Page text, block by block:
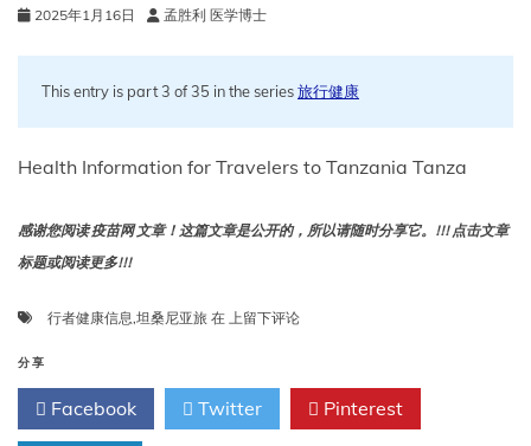
2025年1月16日 孟胜利 医学博士
This entry is part 3 of 35 in the series旅行健康
Health Information for Travelers to Tanzania Tanza
感谢您阅读 疫苗网 文章！这篇文章是公开的，所以请随时分享它。!!! 点击文章
标题或阅读更多!!!
行者健康信息,坦桑尼亚旅 在 坦
亚
旅
行
上留下评论
分享
Facebook Twitter Pinterest